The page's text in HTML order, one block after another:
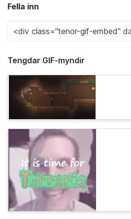
Fella inn
Tengdar GIF-myndir